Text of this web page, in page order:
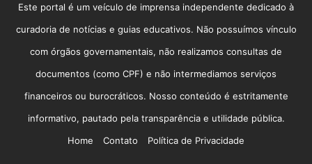
Este portal é um veículo de imprensa independente dedicado à
curadoria de notícias e guias educativos. Não possuímos vínculo
com órgãos governamentais, não realizamos consultas de
documentos (como CPF) e não intermediamos serviços
financeiros ou burocráticos. Nosso conteúdo é estritamente
informativo, pautado pela transparência e utilidade pública.
Home
Contato Política de Privacidade